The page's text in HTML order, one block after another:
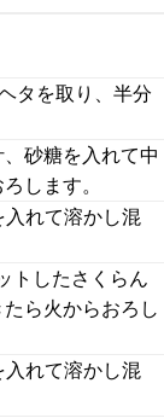
タを取り、半分
砂糖を入れて中
します。
れて溶かし混
トしたさくらん
ら火からおろし
れて溶かし混